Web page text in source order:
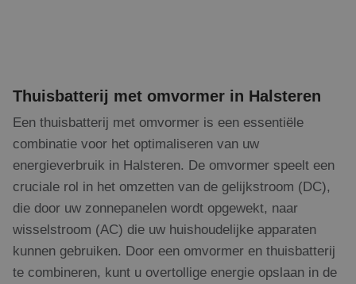
Thuisbatterij met omvormer in Halsteren
Een thuisbatterij met omvormer is een essentiële
combinatie voor het optimaliseren van uw
energieverbruik in Halsteren. De omvormer speelt een
cruciale rol in het omzetten van de gelijkstroom (DC),
die door uw zonnepanelen wordt opgewekt, naar
wisselstroom (AC) die uw huishoudelijke apparaten
kunnen gebruiken. Door een omvormer en thuisbatterij
te combineren, kunt u overtollige energie opslaan in de